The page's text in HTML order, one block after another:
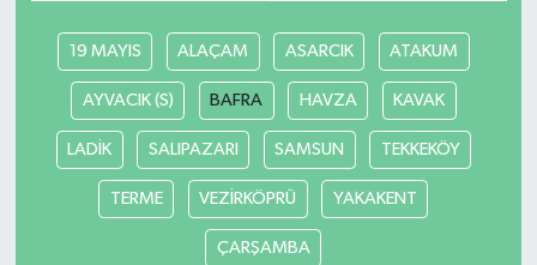
19 MAYIS ALAÇAM ASARCIK ATAKUM
AYVACIK (S) BAFRA HAVZA KAVAK
LADİK SALIPAZARI SAMSUN TEKKEKÖY
TERME VEZİRKÖPRÜ YAKAKENT
ÇARŞAMBA